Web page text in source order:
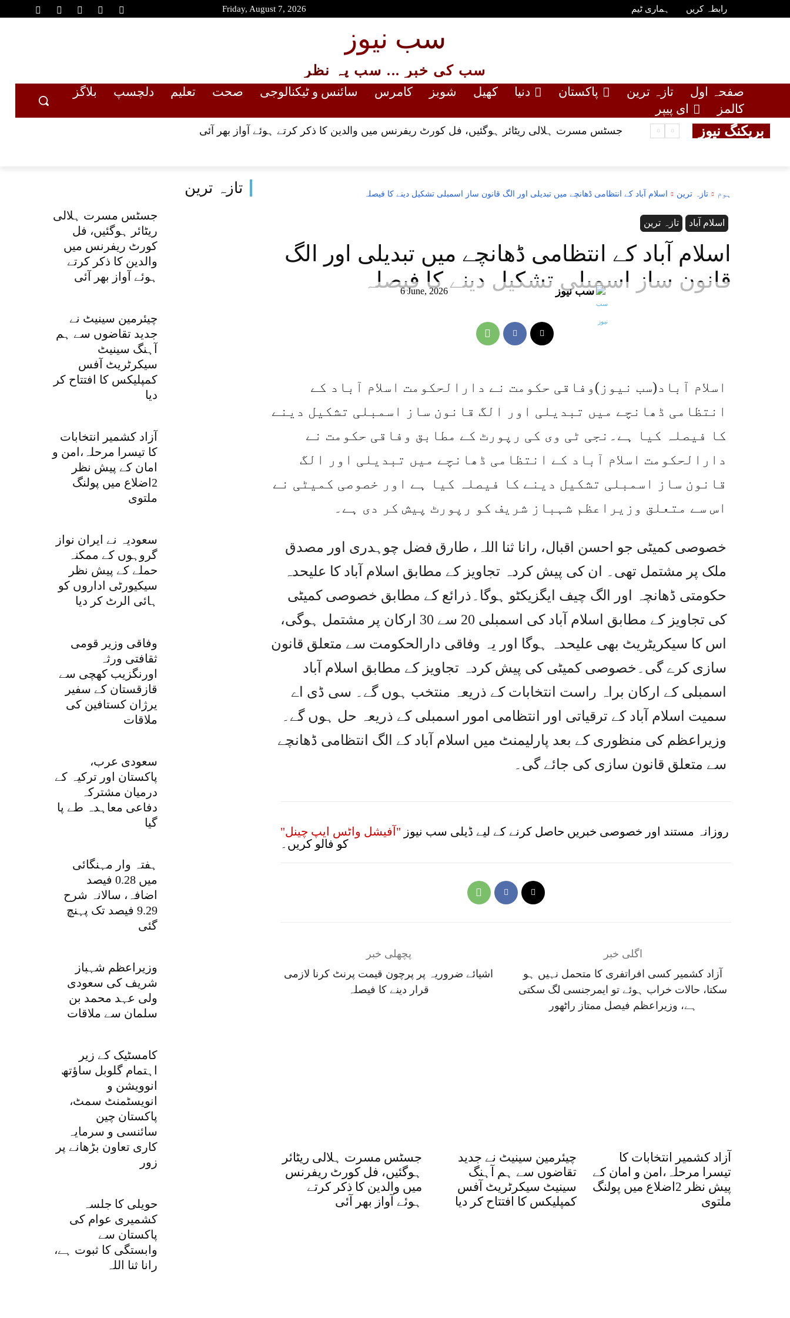
Friday, August 7, 2026 رابطہ کریں ہماری ٹیم
سب نیوز
سب کی خبر ... سب پہ نظر
صفحہ اول تازہ ترین پاکستان دنیا کھیل شوبز کامرس سائنس و ٹیکنالوجی صحت تعلیم دلچسپ
بلاگز
کالمز
ای پیپر
بریکنگ نیوز جسٹس مسرت ہلالی ریٹائر ہوگئیں، فل کورٹ ریفرنس میں والدین کا ذکر کرتے ہوئے آواز بھر آئی
تازہ ترین
جسٹس مسرت ہلالی
ریٹائر ہوگئیں، فل
کورٹ ریفرنس میں
والدین کا ذکر کرتے
ہوئے آواز بھر آئی
چیئرمین سینیٹ نے
جدید تقاضوں سے ہم
آہنگ سینیٹ
سیکرٹریٹ آفس
کمپلیکس کا افتتاح کر
دیا
آزاد کشمیر انتخابات
کا تیسرا مرحلہ،امن و
امان کے پیش نظر
2اضلاع میں پولنگ
ملتوی
سعودیہ نے ایران نواز
گروہوں کے ممکنہ
حملے کے پیش نظر
سیکیورٹی اداروں کو
ہائی الرٹ کر دیا
وفاقی وزیر قومی
ثقافتی ورثہ
اورنگزیب کھچی سے
قازقستان کے سفیر
یرژان کستافین کی
ملاقات
سعودی عرب،
پاکستان اور ترکیہ کے
درمیان مشترکہ
دفاعی معاہدہ طے پا
گیا
ہفتہ وار مہنگائی
میں 0.28 فیصد
اضافہ، سالانہ شرح
9.29 فیصد تک پہنچ
گئی
وزیراعظم شہباز
شریف کی سعودی
ولی عہد محمد بن
سلمان سے ملاقات
کامسٹیک کے زیر
اہتمام گلوبل ساؤتھ
انوویشن و
انویسٹمنٹ سمٹ،
پاکستان چین
سائنسی و سرمایہ
کاری تعاون بڑھانے پر
زور
حویلی کا جلسہ
کشمیری عوام کی
پاکستان سے
وابستگی کا ثبوت ہے،
رانا ثنا اللہ
ہوم تازہ ترین اسلام آباد کے انتظامی ڈھانچے میں تبدیلی اور الگ قانون ساز اسمبلی تشکیل دینے کا فیصلہ
تازہ ترین اسلام آباد
اسلام آباد کے انتظامی ڈھانچے میں تبدیلی اور الگ
قانون ساز اسمبلی تشکیل دینے کا فیصلہ
6 June, 2026 سب نیوز
اسلام آباد(سب نیوز)وفاقی حکومت نے دارالحکومت اسلام آباد کے
انتظامی ڈھانچے میں تبدیلی اور الگ قانون ساز اسمبلی تشکیل دینے
کا فیصلہ کیا ہے۔نجی ٹی وی کی رپورٹ کے مطابق وفاقی حکومت نے
دارالحکومت اسلام آباد کے انتظامی ڈھانچے میں تبدیلی اور الگ
قانون ساز اسمبلی تشکیل دینے کا فیصلہ کیا ہے اور خصوصی کمیٹی نے
اس سے متعلق وزیراعظم شہباز شریف کو رپورٹ پیش کر دی ہے۔
خصوصی کمیٹی جو احسن اقبال، رانا ثنا اللہ، طارق فضل چوہدری اور مصدق
ملک پر مشتمل تھی۔ ان کی پیش کردہ تجاویز کے مطابق اسلام آباد کا علیحدہ
حکومتی ڈھانچہ اور الگ چیف ایگزیکٹو ہوگا۔ذرائع کے مطابق خصوصی کمیٹی
کی تجاویز کے مطابق اسلام آباد کی اسمبلی 20 سے 30 ارکان پر مشتمل ہوگی،
اس کا سیکریٹریٹ بھی علیحدہ ہوگا اور یہ وفاقی دارالحکومت سے متعلق قانون
سازی کرے گی۔خصوصی کمیٹی کی پیش کردہ تجاویز کے مطابق اسلام آباد
اسمبلی کے ارکان براہ راست انتخابات کے ذریعہ منتخب ہوں گے۔ سی ڈی اے
سمیت اسلام آباد کے ترقیاتی اور انتظامی امور اسمبلی کے ذریعہ حل ہوں گے۔
وزیراعظم کی منظوری کے بعد پارلیمنٹ میں اسلام آباد کے الگ انتظامی ڈھانچے
سے متعلق قانون سازی کی جائے گی۔
روزانہ مستند اور خصوصی خبریں حاصل کرنے کے لیے ڈیلی سب نیوز "آفیشل واٹس ایپ چینل"
کو فالو کریں۔
پچھلی خبر
اشیائے ضروریہ پر پرچون قیمت پرنٹ کرنا لازمی
قرار دینے کا فیصلہ
اگلی خبر
آزاد کشمیر کسی افراتفری کا متحمل نہیں ہو
سکتا، حالات خراب ہوئے تو ایمرجنسی لگ سکتی
ہے، وزیراعظم فیصل ممتاز راٹھور
جسٹس مسرت ہلالی ریٹائر
ہوگئیں، فل کورٹ ریفرنس
میں والدین کا ذکر کرتے
ہوئے آواز بھر آئی
چیئرمین سینیٹ نے جدید
تقاضوں سے ہم آہنگ
سینیٹ سیکرٹریٹ آفس
کمپلیکس کا افتتاح کر دیا
آزاد کشمیر انتخابات کا
تیسرا مرحلہ،امن و امان کے
پیش نظر 2اضلاع میں پولنگ
ملتوی